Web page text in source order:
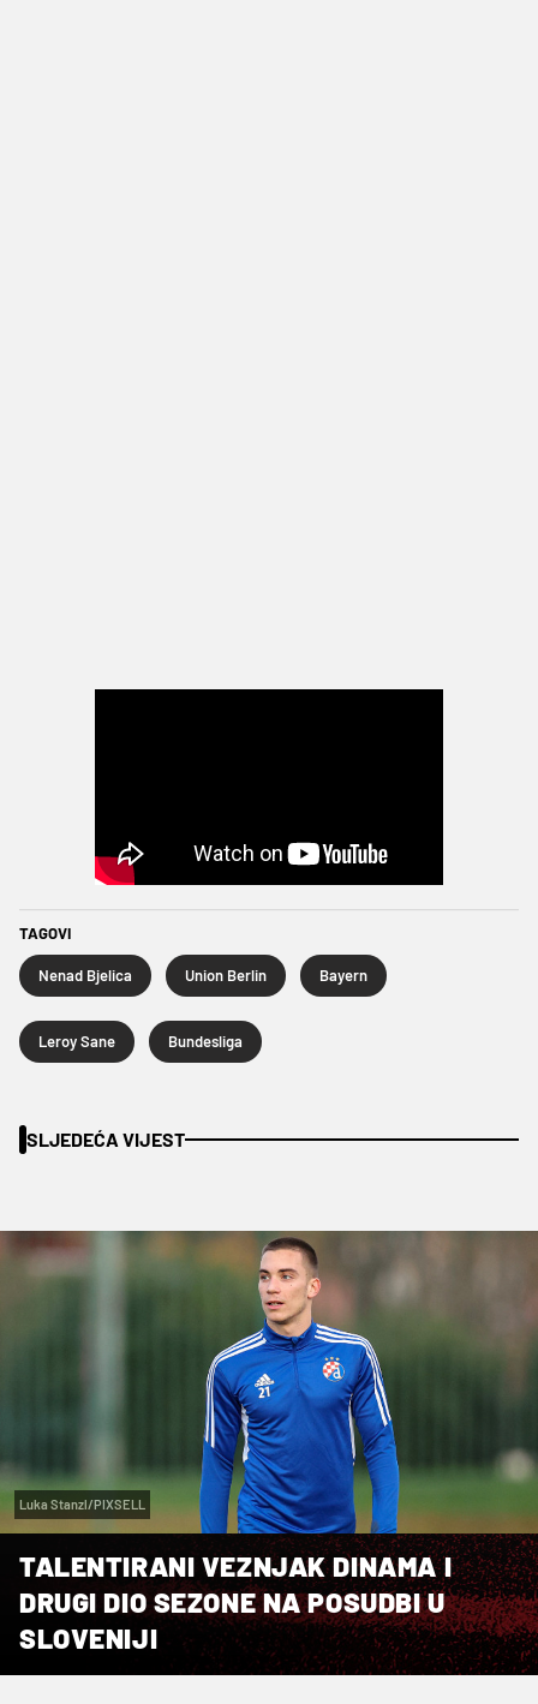
TAGOVI
Nenad Bjelica Union Berlin Bayern
Leroy Sane Bundesliga
SLJEDEĆA VIJEST
Luka Stanzl/PIXSELL
TALENTIRANI VEZNJAK DINAMA I
DRUGI DIO SEZONE NA POSUDBI U
SLOVENIJI